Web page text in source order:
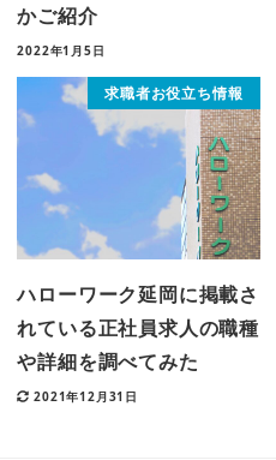
かご紹介
2022年1月5日
求職者お役立ち情報
ハローワーク延岡に掲載さ
れている正社員求人の職種
や詳細を調べてみた
2021年12月31日